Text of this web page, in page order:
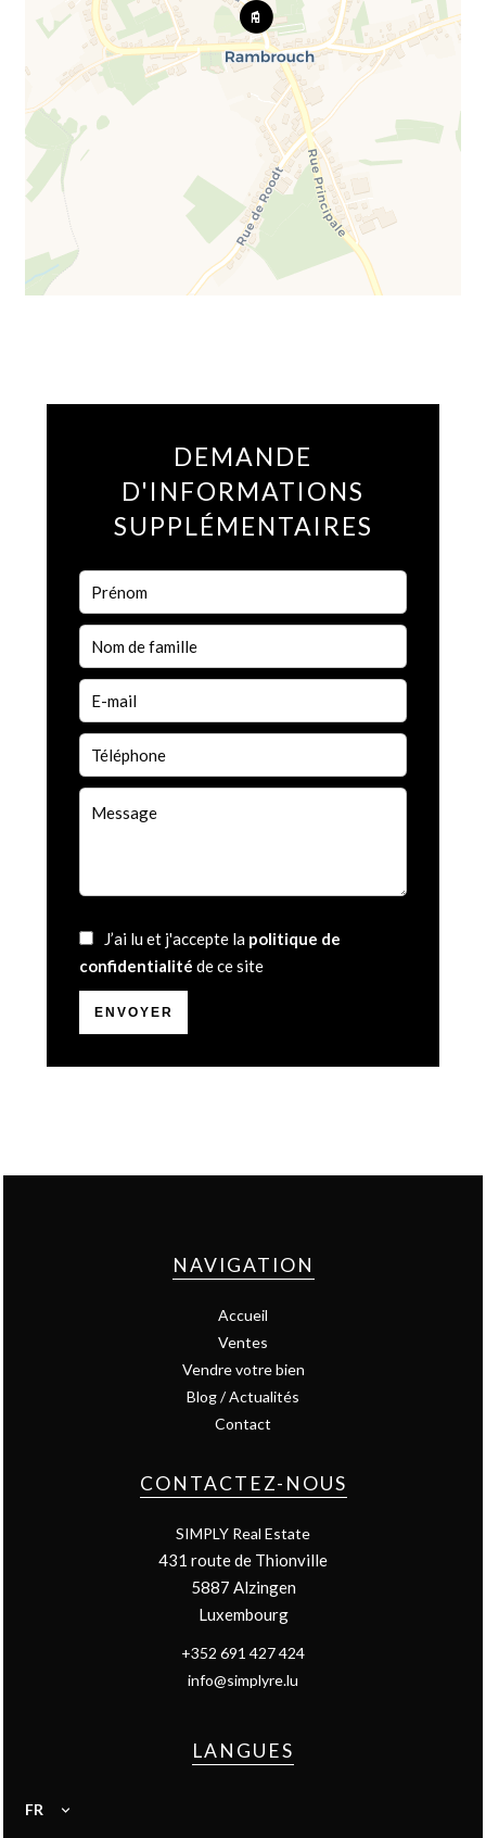
DEMANDE
D'INFORMATIONS
SUPPLÉMENTAIRES
J’ai lu et j'accepte la politique de
confidentialité de ce site
ENVOYER
NAVIGATION
Accueil
Ventes
Vendre votre bien
Blog / Actualités
Contact
CONTACTEZ-NOUS
SIMPLY Real Estate
431 route de Thionville
5887 Alzingen
Luxembourg
+352 691 427 424
info@simplyre.lu
LANGUES
FR